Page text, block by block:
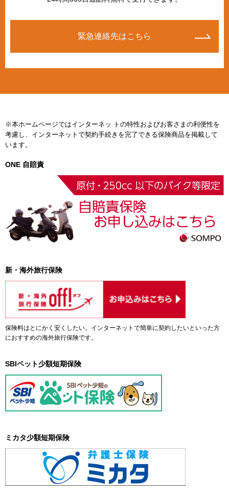
緊急連絡先はこちら
※本ホームページではインターネッ トの特性およびお客さまの利便性を
考慮し、インターネットで契約手続きを完了できる保険商品を掲載して
います。
ONE 自賠責
新・海外旅行保険
保険料はとにかく安くしたい。インターネットで簡単に契約したいといった方
におすすめの海外旅行保険です。
SBIペット少額短期保険
ミカタ少額短期保険